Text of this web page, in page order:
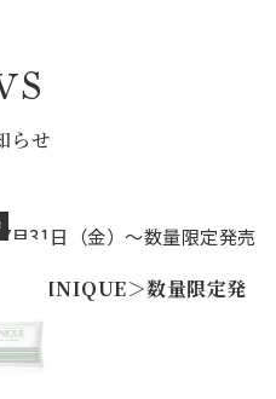
らせ
7月31日（金）～数量限定発売
＜CLINIQUE＞数量限定発
売